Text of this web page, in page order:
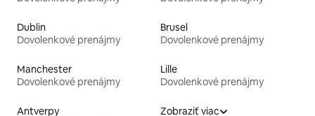
Dublin
Dovolenkové prenájmy
Brusel
Dovolenkové prenájmy
Manchester
Dovolenkové prenájmy
Lille
Dovolenkové prenájmy
Antverpy
Zobraziť viac